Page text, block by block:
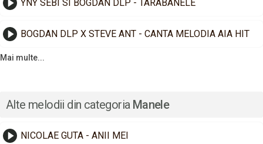
YNY SEBI SI BOGDAN DLP - TARABANELE
BOGDAN DLP X STEVE ANT - CANTA MELODIA AIA HIT
Mai multe...
Alte melodii din categoria Manele
NICOLAE GUTA - ANII MEI